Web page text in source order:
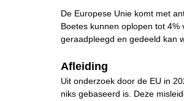
De Europese Unie komt met
Boetes kunnen oplopen tot
geraadpleegd en gedeeld kan
Afleiding
Uit onderzoek door de EU in
niks gebaseerd is. Deze